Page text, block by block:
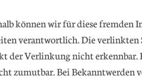
können wir für diese fremden
verantwortlich. Die verlinkten
der Verlinkung nicht erkennbar.
zumutbar. Bei Bekanntwerden